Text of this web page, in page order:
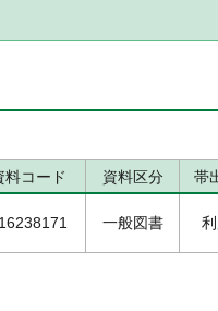
料コード 資料区分 帯
一般図書